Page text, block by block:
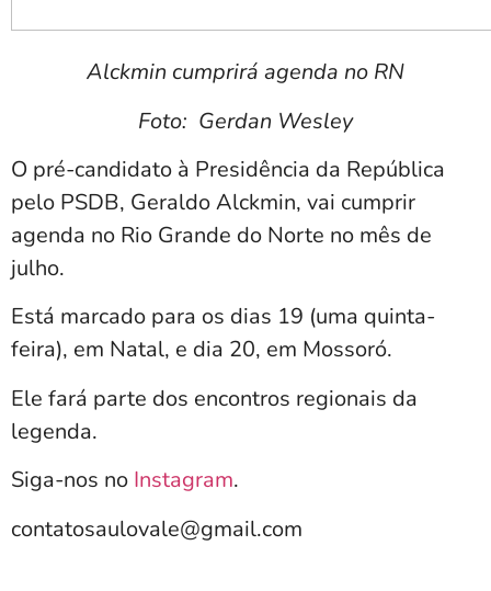
Alckmin cumprirá agenda no RN
Foto: Gerdan Wesley
O pré-candidato à Presidência da República
pelo PSDB, Geraldo Alckmin, vai cumprir
agenda no Rio Grande do Norte no mês de
julho.
Está marcado para os dias 19 (uma quinta-
feira), em Natal, e dia 20, em Mossoró.
Ele fará parte dos encontros regionais da
legenda.
Siga-nos no Instagram.
contatosaulovale@gmail.com